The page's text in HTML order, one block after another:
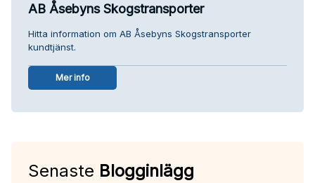
AB Åsebyns Skogstransporter
Hitta information om AB Åsebyns Skogstransporter
kundtjänst.
Mer info
Senaste Blogginlägg